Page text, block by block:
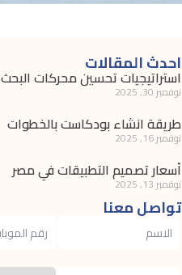
احدث المقالات
استراتيجيات تحسين محركات البحث seo
نوفمبر 30, 2025
طريقة انشاء بودكاست بالخطوات
نوفمبر 16, 2025
أسعار تصميم التطبيقات في مصر
نوفمبر 13, 2025
تواصل معنا